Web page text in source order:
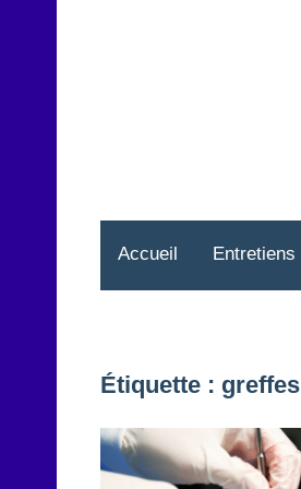
Accueil Entretiens
Étiquette : greffes